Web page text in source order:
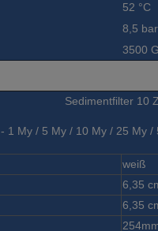
52 °C
8,5 bar
3500
Sedimentfilter 10
- 1 My / 5 My / 10 My / 25 My /
weiß
6,35
6,35